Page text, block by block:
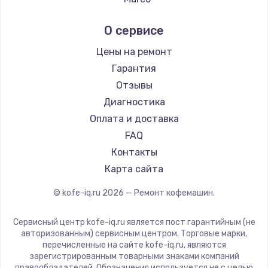
580 руб.
Заказать
Комплексная чистка
500 руб.
Заказать
Замена дисплея (экрана)
820 руб.
Ремонт платы электроники
1400 руб.
Ремонт кофемашин RED solution
Ремонт кофемашин Bravilor Bonamat
Ремонт кофемашин Vard
Ремонт кофемашин Tuvio
Ремонт кофемашин Carrera
Ремонт кофемашин Supra
Jura
Olympia
Saeco
La Cimbali
WMF
Yamaguchi
Nivona
Astoria
JVC
ROCKET MOZZAFIATO
Vivitek
Thomson
О сервисе
Цены на ремонт
Гарантия
Отзывы
Диагностика
Оплата и доставка
FAQ
Контакты
Карта сайта
© kofe-iq.ru 2026 — Ремонт кофемашин.
Сервисный центр kofe-iq.ru является пост гарантийным (не
авторизованным) сервисным центром. Торговые марки,
перечисленные на сайте kofe-iq.ru, являются
зарегистрированным товарными знаками компаний